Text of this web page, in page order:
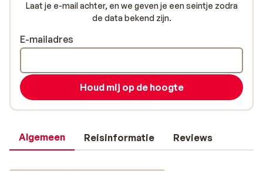
Algemeen Reisinformatie Reviews
Laat je e-mail achter, en we geven je een seintje zodra
de data bekend zijn.
E-mailadres
Houd mij op de hoogte